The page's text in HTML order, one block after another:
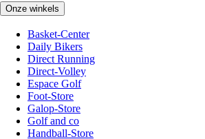
Onze winkels
Basket-Center
Daily Bikers
Direct Running
Direct-Volley
Espace Golf
Foot-Store
Galop-Store
Golf and co
Handball-Store